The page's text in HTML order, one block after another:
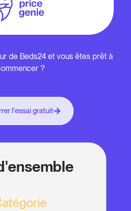
de Beds24 et vous êtes prêt à
?
l'essai gratuit